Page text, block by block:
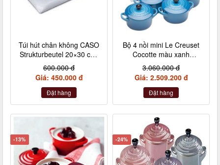
Túi hút chân không CASO
Strukturbeutel 20×30 cm,
50 Stück – Made in
Germany (không hộp)
600.000 đ
Giá: 450.000 đ
Đặt hàng
Bộ 4 nồi mini Le Creuset
Cocotte màu xanh
Marseile
3.060.000 đ
Giá: 2.509.200 đ
Đặt hàng
-13% -24%